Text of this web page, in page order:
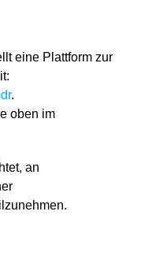
eine Plattform zur
.
oben im
an